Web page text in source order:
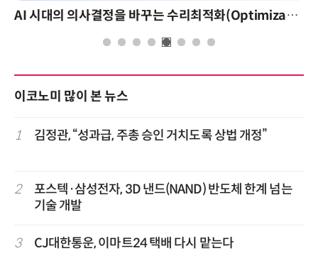
AI 시대의 의사결정을 바꾸는 수리최적화(Optimization): 실제 산업 적용 사례와 활용 전략
이코노미 많이 본 뉴스
1 김정관, “성과급, 주총 승인 거치도록 상법 개정”
2
포스텍·삼성전자, 3D 낸드(NAND) 반도체 한계 넘는
기술 개발
3 CJ대한통운, 이마트24 택배 다시 맡는다